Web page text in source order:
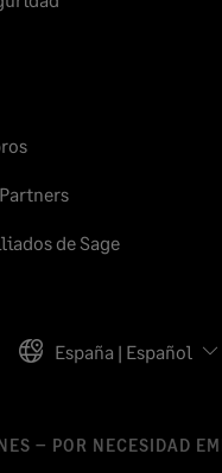
de Sage
España | Español
– POR NECESIDAD